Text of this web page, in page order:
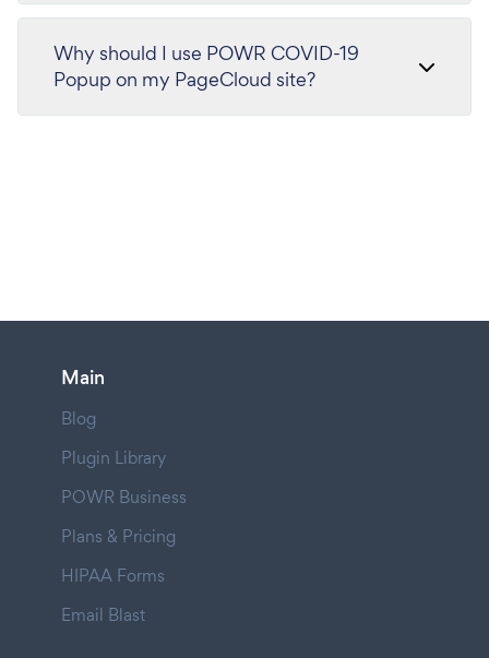
Why should I use POWR COVID-19
Popup on my PageCloud site?
Main
Blog
Plugin Library
POWR Business
Plans & Pricing
HIPAA Forms
Email Blast